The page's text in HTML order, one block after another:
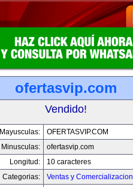
ofertasvip.com
Vendido!
Mayusculas:
OFERTASVIP.COM
Minusculas:
ofertasvip.com
Longitud:
10 caracteres
Categorias:
Ventas y Comercializacion